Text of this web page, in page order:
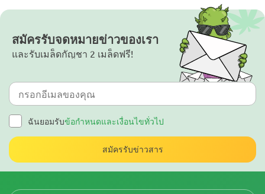
สมัครรับจดหมายข่าวของเรา
และรับเมล็ดกัญชา 2 เมล็ดฟรี!
ฉันยอมรับข้อกำหนดและเงื่อนไขทั่วไป
สมัครรับข่าวสาร